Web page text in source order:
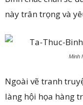
này trân trọng và
Minh
Ngoài vẽ tranh
làng hội họa hàng